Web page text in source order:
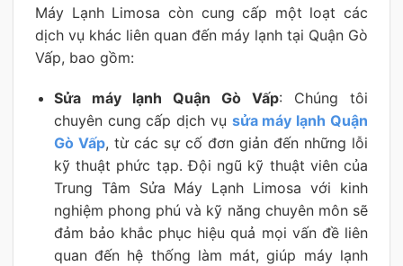
Máy Lạnh Limosa còn cung cấp một loạt các
dịch vụ khác liên quan đến máy lạnh tại Quận Gò
Vấp, bao gồm:
Sửa máy lạnh Quận Gò Vấp: Chúng tôi
chuyên cung cấp dịch vụ sửa máy lạnh Quận
Gò Vấp, từ các sự cố đơn giản đến những lỗi
kỹ thuật phức tạp. Đội ngũ kỹ thuật viên của
Trung Tâm Sửa Máy Lạnh Limosa với kinh
nghiệm phong phú và kỹ năng chuyên môn sẽ
đảm bảo khắc phục hiệu quả mọi vấn đề liên
quan đến hệ thống làm mát, giúp máy lạnh